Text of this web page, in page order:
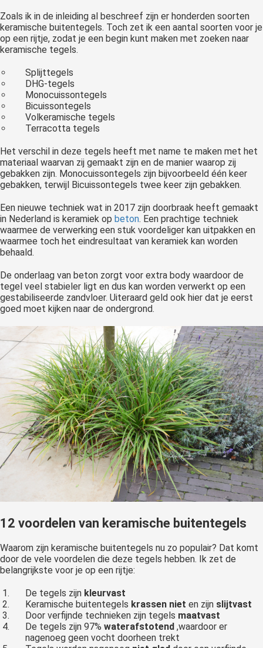
Zoals ik in de inleiding al beschreef zijn er honderden soorten
keramische buitentegels. Toch zet ik een aantal soorten voor je
op een rijtje, zodat je een begin kunt maken met zoeken naar
keramische tegels.
Splijttegels
DHG-tegels
Monocuissontegels
Bicuissontegels
Volkeramische tegels
Terracotta tegels
Het verschil in deze tegels heeft met name te maken met het
materiaal waarvan zij gemaakt zijn en de manier waarop zij
gebakken zijn. Monocuissontegels zijn bijvoorbeeld één keer
gebakken, terwijl Bicuissontegels twee keer zijn gebakken.
Een nieuwe techniek wat in 2017 zijn doorbraak heeft gemaakt
in Nederland is keramiek op beton. Een prachtige techniek
waarmee de verwerking een stuk voordeliger kan uitpakken en
waarmee toch het eindresultaat van keramiek kan worden
behaald.
De onderlaag van beton zorgt voor extra body waardoor de
tegel veel stabieler ligt en dus kan worden verwerkt op een
gestabiliseerde zandvloer. Uiteraard geld ook hier dat je eerst
goed moet kijken naar de ondergrond.
12 voordelen van keramische buitentegels
Waarom zijn keramische buitentegels nu zo populair? Dat komt
door de vele voordelen die deze tegels hebben. Ik zet de
belangrijkste voor je op een rijtje:
De tegels zijn kleurvast
Keramische buitentegels krassen nieten zijn slijtvast
Door verfijnde technieken zijn tegels maatvast
De tegels zijn 97%waterafstotend,waardoor er
nagenoeg geen vocht doorheen trekt